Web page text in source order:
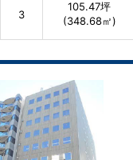
3
105.47坪
(348.68㎡)